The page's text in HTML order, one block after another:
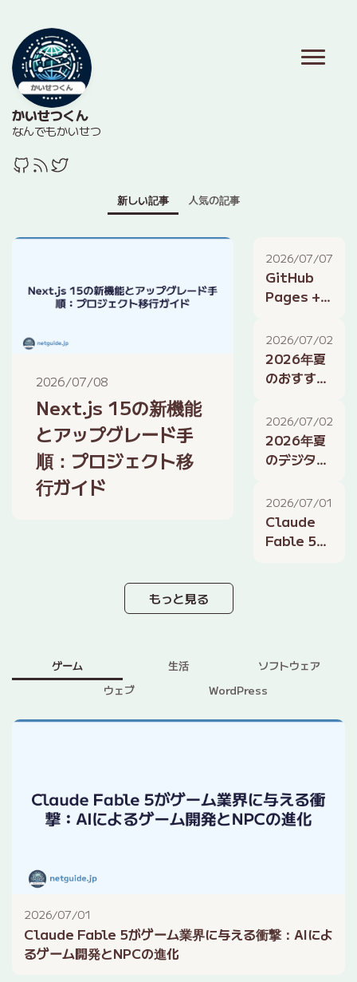
かいせつくん
なんでもかいせつ
新しい記事 人気の記事
2026/07/08
Next.js 15の新機能
とアップグレード手
順：プロジェクト移
行ガイド
2026/07/07
GitHub
Pages +
料ブログを
公開する方
法：2026
2026/07/02
2026年夏
のおすすめ
ト：デザイ
ン、開発、
作業効率化
2026/07/02
2026年夏
のデジタル
スマートホ
ーム、AIア
シスタン
2026/07/01
Claude
Fable 5が
もっと見る
ゲーム 生活
ソフトウェア
ウェブ
WordPress
2026/07/01
Claude Fable 5がゲーム業界に与える衝撃：AIによ
るゲーム開発とNPCの進化